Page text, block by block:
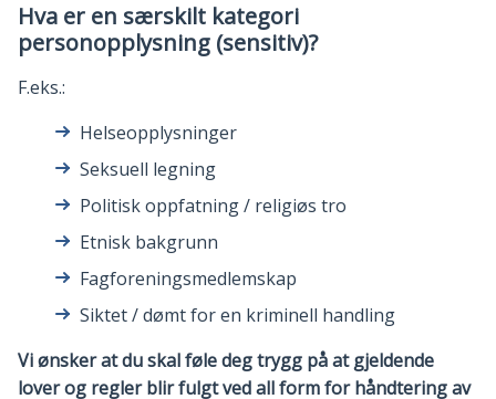
Hva er en særskilt kategori
personopplysning (sensitiv)?
F.eks.:
Helseopplysninger
Seksuell legning
Politisk oppfatning / religiøs tro
Etnisk bakgrunn
Fagforeningsmedlemskap
Siktet / dømt for en kriminell handling
Vi ønsker at du skal føle deg trygg på at gjeldende
lover og regler blir fulgt ved all form for håndtering av